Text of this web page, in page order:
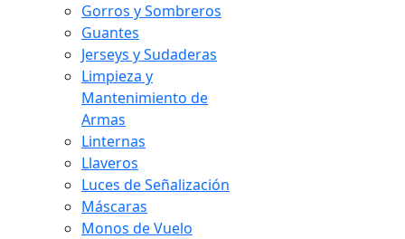
Gorros y Sombreros
Guantes
Jerseys y Sudaderas
Limpieza y
Mantenimiento de
Armas
Linternas
Llaveros
Luces de Señalización
Máscaras
Monos de Vuelo